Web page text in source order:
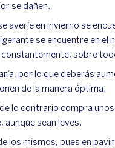
se dañen.
averíe en invierno se
se encuentre en el
sobre
por lo que deberás
de la manera óptima.
lo contrario compra
aunque sean leves.
los mismos, pues en